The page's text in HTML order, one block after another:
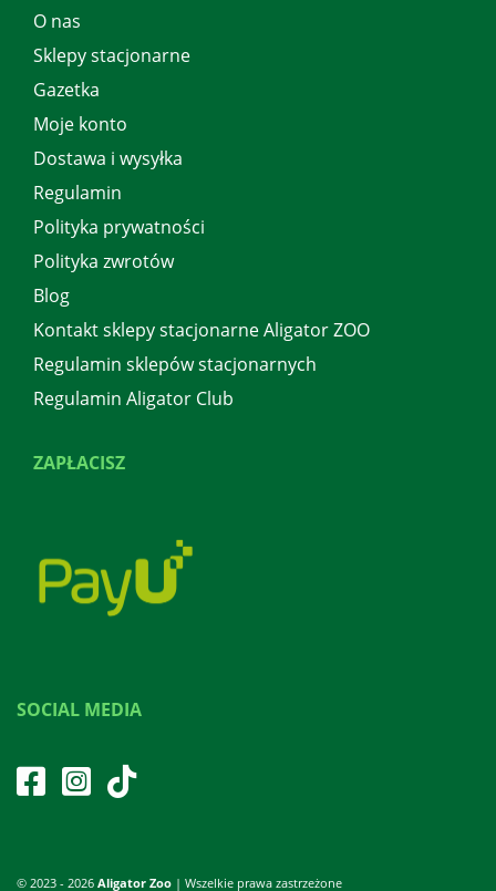
O nas
Sklepy stacjonarne
Gazetka
Moje konto
Dostawa i wysyłka
Regulamin
Polityka prywatności
Polityka zwrotów
Blog
Kontakt sklepy stacjonarne Aligator ZOO
Regulamin sklepów stacjonarnych
Regulamin Aligator Club
ZAPŁACISZ
SOCIAL MEDIA
© 2023 - 2026 Aligator Zoo | Wszelkie prawa zastrzeżone